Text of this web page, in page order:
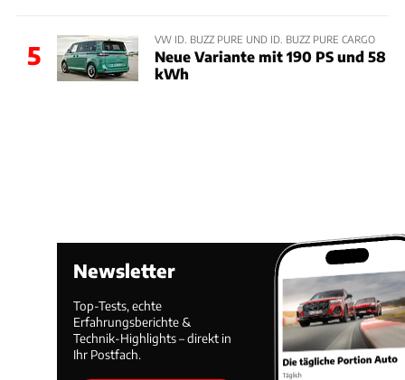
5
VW ID. BUZZ PURE UND ID. BUZZ PURE CARGO
Neue Variante mit 190 PS und 58
kWh
Newsletter
Top-Tests, echte
Erfahrungsberichte &
Technik-Highlights – direkt in
Ihr Postfach.